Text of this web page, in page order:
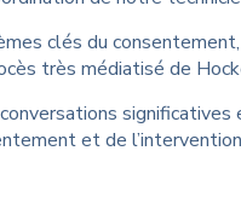
clés du
très médiatisé de
et de